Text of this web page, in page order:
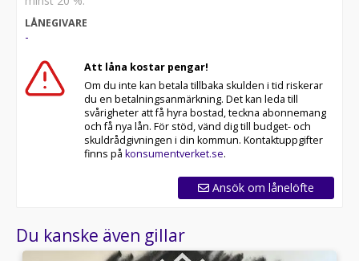
LÅNEGIVARE
-
Att låna kostar pengar!
Om du inte kan betala tillbaka skulden i tid riskerar
du en betalningsanmärkning. Det kan leda till
svårigheter att få hyra bostad, teckna abonnemang
och få nya lån. För stöd, vänd dig till budget- och
skuldrådgivningen i din kommun. Kontaktuppgifter
finns på konsumentverket.se.
Ansök om lånelöfte
Du kanske även gillar